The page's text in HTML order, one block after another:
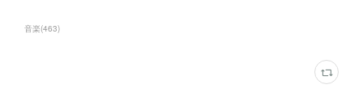
音楽(463)